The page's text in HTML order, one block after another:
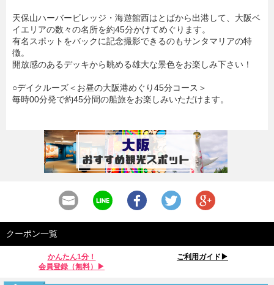
天保山ハーバービレッジ・海遊館西はとばから出港して、大阪ベ
イエリアの数々の名所を約45分かけてめぐります。
有名スポットをバックに記念撮影できるのもサンタマリアの特
徴。
開放感のあるデッキから眺める雄大な景色をお楽しみ下さい！
○デイクルーズ＜お昼の大阪港めぐり45分コース＞
毎時00分発で約45分間の船旅をお楽しみいただけます。
クーポン一覧
かんたん1分！
会員登録（無料）▶︎
ご利用ガイド▶︎